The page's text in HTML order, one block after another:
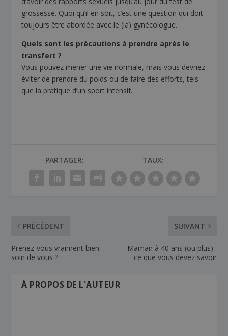
grossesse. Quoi qu’il en soit, c’est une question qui doit
toujours être abordée avec le (la) gynécologue.
Quels sont les précautions à prendre après le
transfert ?
Vous pouvez mener une vie normale, mais vous devriez
éviter de prendre du poids ou de faire des efforts, tels
que la pratique d’un sport intensif.
PARTAGER: TAUX:
PRÉCÉDENT
Prenez-vous vraiment bien
soin de vous ?
SUIVANT
Maman à 40 ans (ou plus) :
ce que vous devez savoir
À PROPOS DE L'AUTEUR